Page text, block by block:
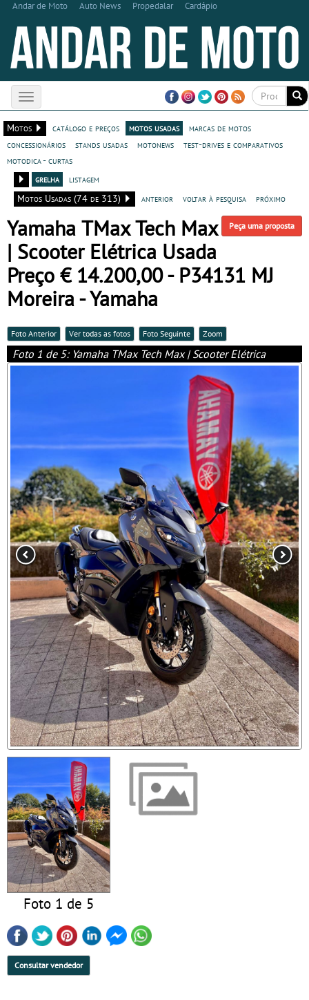
Andar de Moto Auto News Propedalar Cardápio
Toggle
navigation
Motos
catálogo e preços motos usadas
marcas de motos
concessionários
stands usadas motonews
test-drives e comparativos
motodica - curtas
grelha
listagem
Motos Usadas (74 de 313)
anterior voltar à pesquisa próximo
Peça uma proposta
Yamaha TMax Tech Max
| Scooter Elétrica Usada
Preço € 14.200,00 - P34131 MJ
Moreira - Yamaha
Foto Anterior Ver todas as fotos Foto Seguinte Zoom
Foto 1 de 5: Yamaha TMax Tech Max | Scooter Elétrica
Foto 1 de 5
Consultar vendedor